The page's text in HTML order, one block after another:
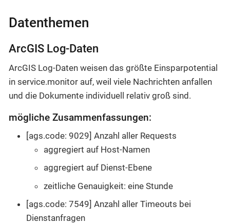
Datenthemen
ArcGIS Log-Daten
ArcGIS Log-Daten weisen das größte Einsparpotential
in service.monitor auf, weil viele Nachrichten anfallen
und die Dokumente individuell relativ groß sind.
mögliche Zusammenfassungen:
[ags.code: 9029] Anzahl aller Requests
aggregiert auf Host-Namen
aggregiert auf Dienst-Ebene
zeitliche Genauigkeit: eine Stunde
[ags.code: 7549] Anzahl aller Timeouts bei
Dienstanfragen